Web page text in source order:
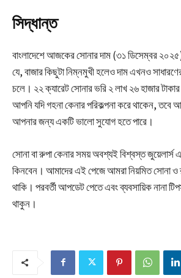
সিদ্ধান্ত
বাংলাদেশে আজকের সোনার দাম (৩১ ডিসেম্বর ২০২৫)
যে, বাজার কিছুটা নিম্নমুখী হলেও দাম এখনও
চলে। ২২ ক্যারেট সোনার ভরি ২ লাখ ২৬ হাজার
আপনি যদি গহনা কেনার পরিকল্পনা করে থাকেন,
আপনার জন্য একটি ভালো সুযোগ হতে পারে।
সোনা বা রুপা কেনার সময় অবশ্যই বিশ্বস্ত জুয়েলার্স
কিনবেন। আমাদের এই পেজে আমরা নিয়মিত সোনা ও
থাকি। পরবর্তী আপডেট পেতে এবং ব্যবসায়িক নানা
থাকুন।